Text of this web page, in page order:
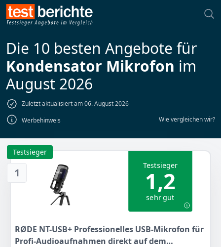
Die 10 besten Angebote für
Kondensator Mikrofon im
August 2026
Zuletzt aktualisiert am 06. August 2026
Werbehinweis
Wie vergleichen wir?
1
Testsieger
Testsieger
1,2
sehr gut
RØDE NT-USB+ Professionelles USB-Mikrofon für
Profi-Audioaufnahmen direkt auf dem